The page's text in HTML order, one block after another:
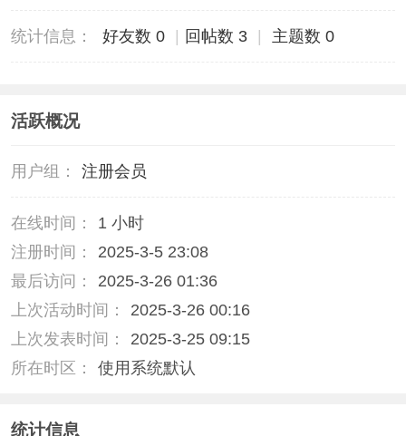
统计信息： 好友数 0 回帖数 3 主题数 0
活跃概况
用户组： 注册会员
在线时间：
1 小时
注册时间：
2025-3-5 23:08
最后访问：
2025-3-26 01:36
上次活动时间：
2025-3-26 00:16
上次发表时间：
2025-3-25 09:15
所在时区：
使用系统默认
统计信息